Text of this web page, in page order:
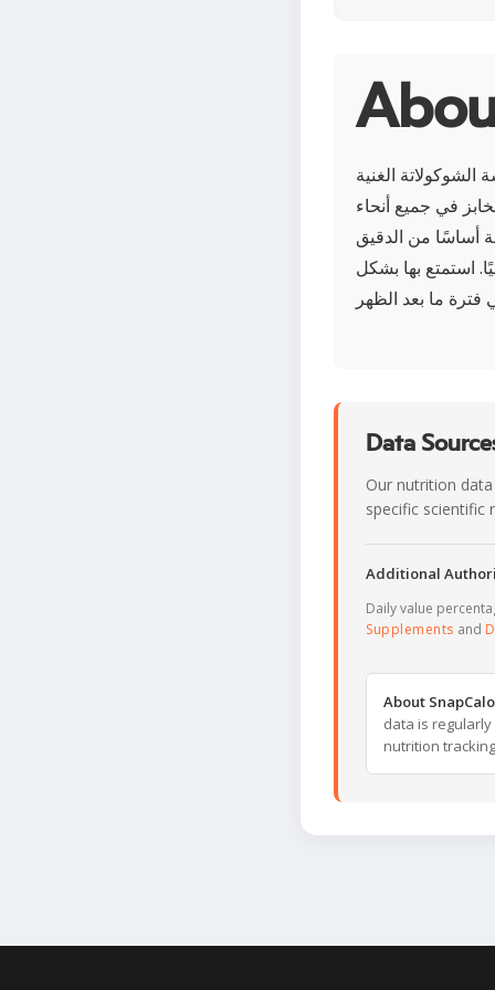
الغنية
في جميع أنحاء
أساسًا من الدقيق
استمتع بها بشكل
Data
Our nutrition
specific scientific
Additional
Daily value
Supplements and
About
data is
nutrition